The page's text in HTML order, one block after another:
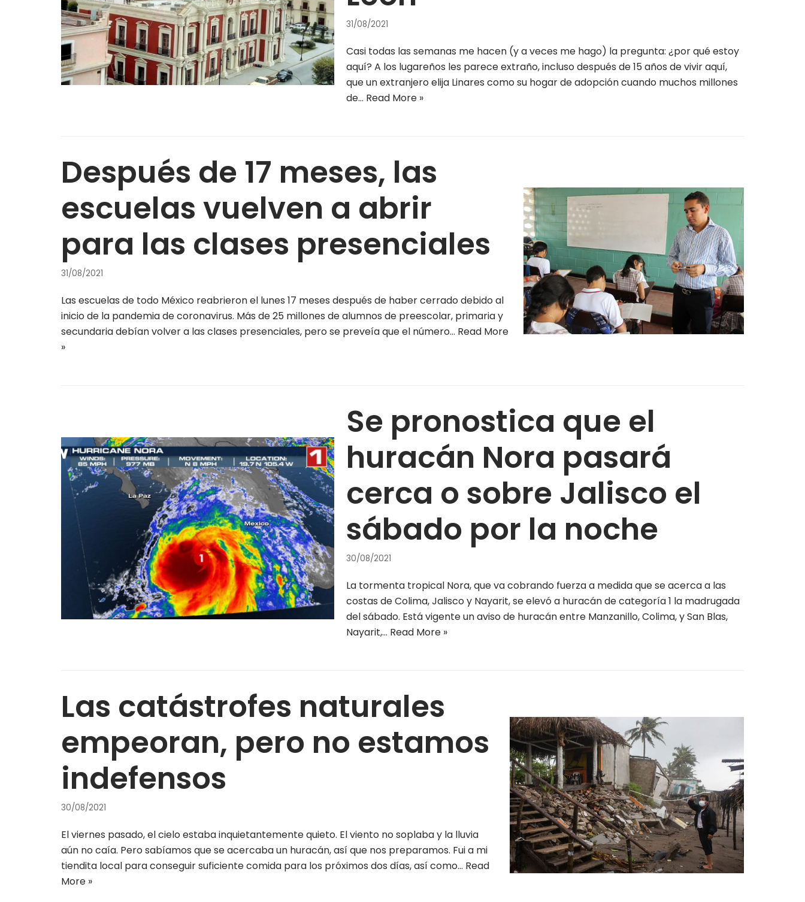
31/08/2021
Casi todas las semanas me hacen (y a veces me hago) la pregunta: ¿por qué estoy
aquí? A los lugareños les parece extraño, incluso después de 15 años de vivir aquí,
que un extranjero elija Linares como su hogar de adopción cuando muchos millones
de… Read More »
Después de 17 meses, las
escuelas vuelven a abrir
para las clases presenciales
31/08/2021
Las escuelas de todo México reabrieron el lunes 17 meses después de haber cerrado debido al
inicio de la pandemia de coronavirus. Más de 25 millones de alumnos de preescolar, primaria y
secundaria debían volver a las clases presenciales, pero se preveía que el número… Read More
»
Se pronostica que el
huracán Nora pasará
cerca o sobre Jalisco el
sábado por la noche
30/08/2021
La tormenta tropical Nora, que va cobrando fuerza a medida que se acerca a las
costas de Colima, Jalisco y Nayarit, se elevó a huracán de categoría 1 la madrugada
del sábado. Está vigente un aviso de huracán entre Manzanillo, Colima, y San Blas,
Nayarit,… Read More »
Las catástrofes naturales
empeoran, pero no estamos
indefensos
30/08/2021
El viernes pasado, el cielo estaba inquietantemente quieto. El viento no soplaba y la lluvia
aún no caía. Pero sabíamos que se acercaba un huracán, así que nos preparamos. Fui a mi
tiendita local para conseguir suficiente comida para los próximos dos días, así como… Read
More »